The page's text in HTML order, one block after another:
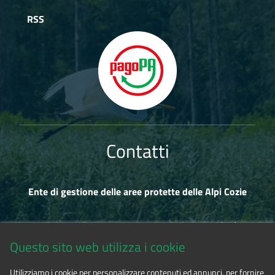
istituita nel 2000 dall’Organizzazione delle Nazioni Unite il
22 maggio ogni anno, pubblichiamo i risultati di un’attività
di monitoraggio effettuata dalle Aree Protette delle Alpi
Cozie nel Parco Naturale dei Laghi di Avigliana sulla
Emys
, la rara tartaruga palustre europea di cui
sopravvivono una trentina di esemplari che rischiano di
estinguersi. Un piccolo esempio di biodiversità che rischia di
perdersi per sempre.
RSS
Contatti
Ente di gestione delle aree protette delle Alpi Cozie
Via Fransuà Fontan, 1 - 10050 Salbertrand (TO)
Questo sito web utilizza i cookie